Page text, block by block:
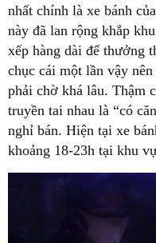
nhất chính là xe bánh
này đã lan rộng khắp
xếp hàng dài để thưởng
chục cái một lần vậy
phải chờ khá lâu. Thậm
truyền tai nhau là “có
nghỉ bán. Hiện tại xe
khoảng 18-23h tại khu